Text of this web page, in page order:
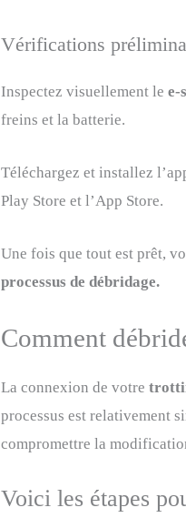
Vérifications
Inspectez visuellement lee-
freins et la batterie.
Téléchargez et installez
Play Store et l’App Store.
Une fois que tout est prêt,
processus de débridage.
Comment
La connexion de votre
processus est relativement
compromettre la
Voici les étapes